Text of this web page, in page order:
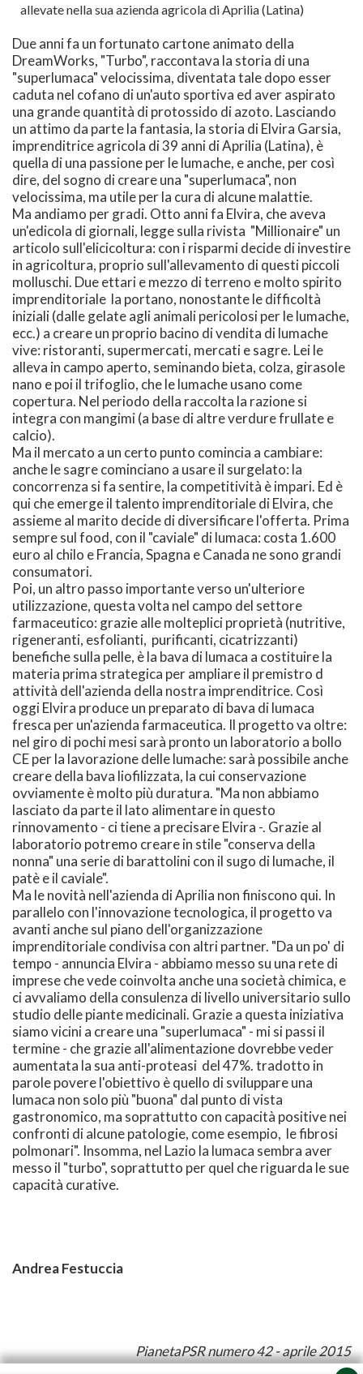
allevate nella sua azienda agricola di Aprilia (Latina)
Due anni fa un fortunato cartone animato della
DreamWorks, "Turbo", raccontava la storia di una
"superlumaca" velocissima, diventata tale dopo esser
caduta nel cofano di un'auto sportiva ed aver aspirato
una grande quantità di protossido di azoto. Lasciando
un attimo da parte la fantasia, la storia di Elvira Garsia,
imprenditrice agricola di 39 anni di Aprilia (Latina), è
quella di una passione per le lumache, e anche, per così
dire, del sogno di creare una "superlumaca", non
velocissima, ma utile per la cura di alcune malattie.
Ma andiamo per gradi. Otto anni fa Elvira, che aveva
un'edicola di giornali, legge sulla rivista "Millionaire" un
articolo sull'elicicoltura: con i risparmi decide di investire
in agricoltura, proprio sull'allevamento di questi piccoli
molluschi. Due ettari e mezzo di terreno e molto spirito
imprenditoriale la portano, nonostante le difficoltà
iniziali (dalle gelate agli animali pericolosi per le lumache,
ecc.) a creare un proprio bacino di vendita di lumache
vive: ristoranti, supermercati, mercati e sagre. Lei le
alleva in campo aperto, seminando bieta, colza, girasole
nano e poi il trifoglio, che le lumache usano come
copertura. Nel periodo della raccolta la razione si
integra con mangimi (a base di altre verdure frullate e
calcio).
Ma il mercato a un certo punto comincia a cambiare:
anche le sagre cominciano a usare il surgelato: la
concorrenza si fa sentire, la competitività è impari. Ed è
qui che emerge il talento imprenditoriale di Elvira, che
assieme al marito decide di diversificare l'offerta. Prima
sempre sul food, con il "caviale" di lumaca: costa 1.600
euro al chilo e Francia, Spagna e Canada ne sono grandi
consumatori.
Poi, un altro passo importante verso un'ulteriore
utilizzazione, questa volta nel campo del settore
farmaceutico: grazie alle molteplici proprietà (nutritive,
rigeneranti, esfolianti, purificanti, cicatrizzanti)
benefiche sulla pelle, è la bava di lumaca a costituire la
materia prima strategica per ampliare il premistro d
attività dell'azienda della nostra imprenditrice. Così
oggi Elvira produce un preparato di bava di lumaca
fresca per un'azienda farmaceutica. Il progetto va oltre:
nel giro di pochi mesi sarà pronto un laboratorio a bollo
CE per la lavorazione delle lumache: sarà possibile anche
creare della bava liofilizzata, la cui conservazione
ovviamente è molto più duratura. "Ma non abbiamo
lasciato da parte il lato alimentare in questo
rinnovamento - ci tiene a precisare Elvira -. Grazie al
laboratorio potremo creare in stile "conserva della
nonna" una serie di barattolini con il sugo di lumache, il
patè e il caviale".
Ma le novità nell'azienda di Aprilia non finiscono qui. In
parallelo con l'innovazione tecnologica, il progetto va
avanti anche sul piano dell'organizzazione
imprenditoriale condivisa con altri partner. "Da un po' di
tempo - annuncia Elvira - abbiamo messo su una rete di
imprese che vede coinvolta anche una società chimica, e
ci avvaliamo della consulenza di livello universitario sullo
studio delle piante medicinali. Grazie a questa iniziativa
siamo vicini a creare una "superlumaca" - mi si passi il
termine - che grazie all'alimentazione dovrebbe veder
aumentata la sua anti-proteasi del 47%. tradotto in
parole povere l'obiettivo è quello di sviluppare una
lumaca non solo più "buona" dal punto di vista
gastronomico, ma soprattutto con capacità positive nei
confronti di alcune patologie, come esempio, le fibrosi
polmonari". Insomma, nel Lazio la lumaca sembra aver
messo il "turbo", soprattutto per quel che riguarda le sue
capacità curative.
Andrea Festuccia
PianetaPSR numero 42 - aprile 2015